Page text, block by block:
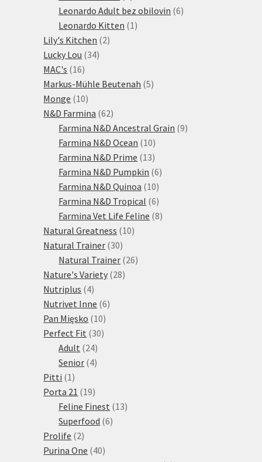
produktů
Leonardo Adult bez obilovin 66
Leonardo Kitten 1 1
Lily's Kitchen 22
Lucky Lou 3434
MAC's 1616
produktů
Markus-Mühle Beutenah 55
Monge 1010
produktů
N&D Farmina 6262
produktů
Farmina N&D Ancestral Grain 99
Farmina N&D Ocean 1010
produktů
Farmina N&D Prime 1313
produktů
Farmina N&D Pumpkin 66
Farmina N&D Quinoa 1010
produktů
Farmina N&D Tropical 66
produktů
Farmina Vet Life Feline 88
Natural Greatness 1010
Natural Trainer 3030
produktů
Natural Trainer 2626
Nature's Variety 2828
Nutriplus 44
produkty
Nutrivet Inne 66
Pan Mięsko 1010
produktů
Perfect Fit 3030
Adult 2424
produktů
Senior 44
Pitti 1 1
produkt
Porta 21 1919
produktů
Feline Finest 1313
Superfood 66
Prolife 22
produkty
Purina One 4040